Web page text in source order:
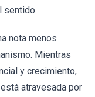
sentido.
nota menos
Mientras
y crecimiento,
atravesada por